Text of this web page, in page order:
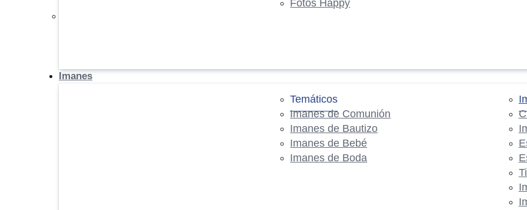
Fotos Happy
Imanes
Temáticos
Imanes de Comunión
Imanes de Bautizo
Imanes de Bebé
Imanes de Boda